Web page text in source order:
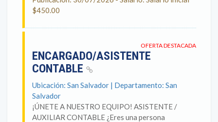
$450.00
OFERTA DESTACADA
ENCARGADO/ASISTENTE
CONTABLE
Ubicación: San Salvador | Departamento: San
Salvador
¡ÚNETE A NUESTRO EQUIPO! ASISTENTE /
AUXILIAR CONTABLE ¿Eres una persona